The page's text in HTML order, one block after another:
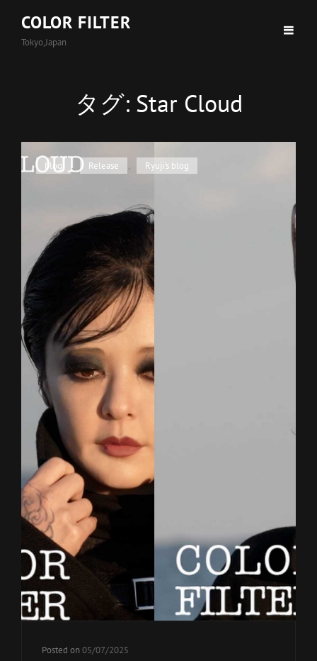
COLOR FILTER
Tokyo,Japan
タグ: Star Cloud
カ
リ
ク
blog 、 Release 、 Ryuji's blog
Posted on 05/07/2025